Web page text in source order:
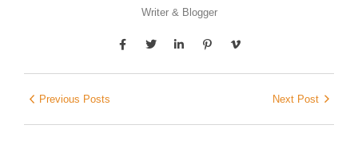
Writer & Blogger
Previous Posts Next Post